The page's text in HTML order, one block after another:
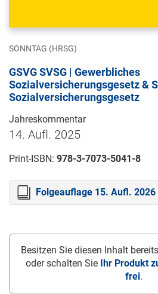
SONNTAG (HRSG)
GSVG SVSG | Gewerbliches
Sozialversicherungsgesetz &
Sozialversicherungsgesetz
Jahreskommentar
14. Aufl. 2025
Print-ISBN: 978-3-7073-5041-8
Folgeauflage 15. Aufl.
Besitzen Sie diesen Inhalt
oder schalten Sie
Ihr Produkt
frei.